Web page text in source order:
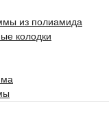
из полиамида
колодки